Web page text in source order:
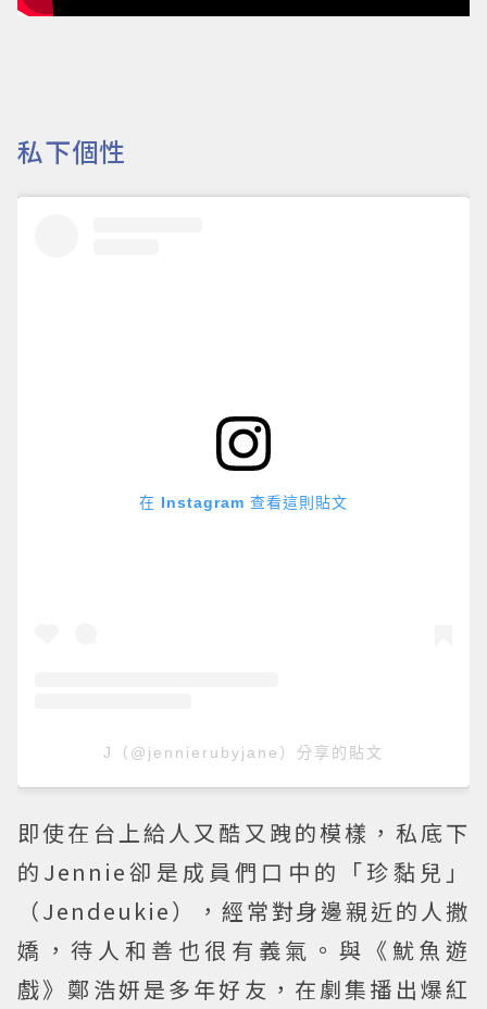
私下個性
在 Instagram 查看這則貼文
J（@jennierubyjane）分享的貼文
即使在台上給人又酷又跩的模樣，私底下
的Jennie卻是成員們口中的「珍黏兒」
（Jendeukie），經常對身邊親近的人撒
嬌，待人和善也很有義氣。與《魷魚遊
戲》鄭浩妍是多年好友，在劇集播出爆紅